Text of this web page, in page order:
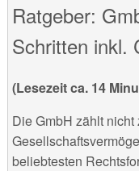
Ratgeber:
Schritten inkl.
(Lesezeit ca. 14
Die GmbH zählt
beliebtesten